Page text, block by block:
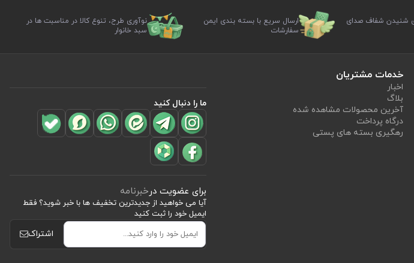
شنیدن شفاف صدای
ارسال سریع با بسته بندی ایمن
سفارشات
نوآوری طرح، تنوع کالا در مناسبت ها در
سبد خانوار
خدمات مشتریان
اخبار
بلاگ
آخرین محصولات مشاهده شده
درگاه پرداخت
رهگیری بسته های پستی
ما را دنبال کنید
برای عضویت درخبرنامه
آیا می خواهید از جدید‌ترین تخفیف‌ ها با‌ خبر شوید؟ فقط
ایمیل خود را ثبت کنید
اشتراک